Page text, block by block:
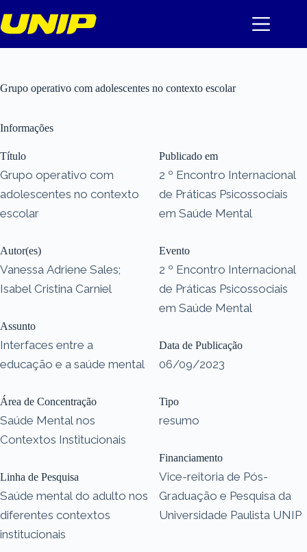
para
o
Grupo operativo com adolescentes no contexto escolar
Informações
Título
Grupo operativo com
adolescentes no contexto
escolar
Autor(es)
Vanessa Adriene Sales;
Isabel Cristina Carniel
Assunto
Interfaces entre a
educação e a saúde mental
Área de Concentração
Saúde Mental nos
Contextos Institucionais
Linha de Pesquisa
Saúde mental do adulto nos
diferentes contextos
institucionais
Publicado em
2 º Encontro Internacional
de Práticas Psicossociais
em Saúde Mental
Evento
2 º Encontro Internacional
de Práticas Psicossociais
em Saúde Mental
Data de Publicação
06/09/2023
Tipo
resumo
Financiamento
Vice-reitoria de Pós-
Graduação e Pesquisa da
Universidade Paulista UNIP